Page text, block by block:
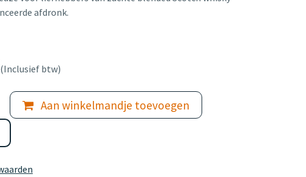
afdronk.
(Inclusief btw)
Aan winkelmandje toevoegen